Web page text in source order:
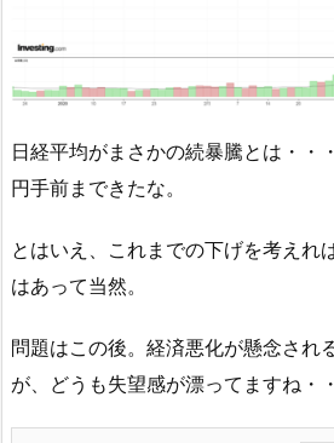
日経平均がまさかの続暴騰とは・・
円手前まできたな。
とはいえ、これまでの下げを考えれ
はあって当然。
問題はこの後。経済悪化が懸念され
が、どうも失望感が漂ってますね・・